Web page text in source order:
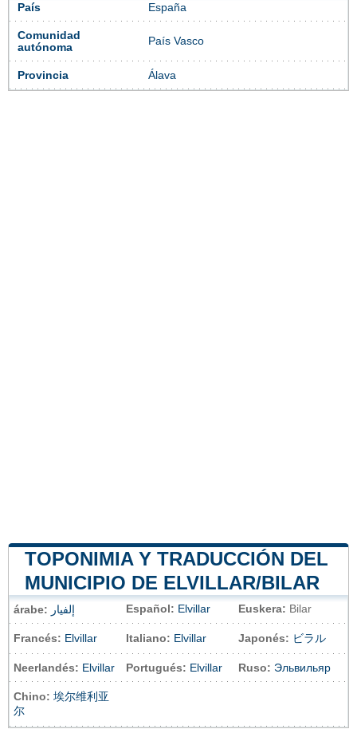
País España
Comunidad
autónoma
País Vasco
Provincia Álava
TOPONIMIA Y TRADUCCIÓN DEL
MUNICIPIO DE ELVILLAR/BILAR
árabe: إلفيار Español: Elvillar Euskera: Bilar
Francés: Elvillar Italiano: Elvillar Japonés: ビラル
Neerlandés: Elvillar Portugués: Elvillar Ruso: Эльвильяр
Chino: 埃尔维利亚
尔